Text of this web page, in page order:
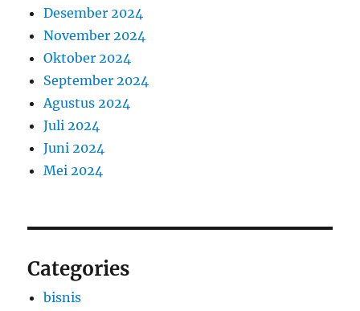
Desember 2024
November 2024
Oktober 2024
September 2024
Agustus 2024
Juli 2024
Juni 2024
Mei 2024
Categories
bisnis